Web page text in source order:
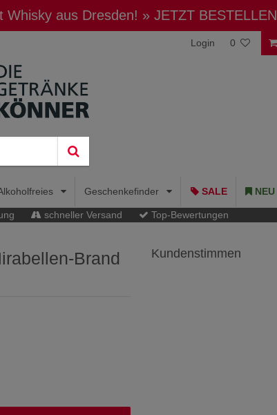
Whisky aus Dresden! » JETZT BESTELLEN
Login 0
Geschenkefinder SALE NEU
schneller Versand Top-Bewertungen
Brand
Kundenstimmen